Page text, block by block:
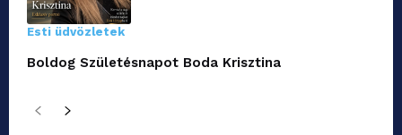
Esti üdvözletek
Boldog Születésnapot Boda Krisztina